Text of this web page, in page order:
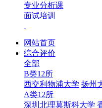
专业分析课
面试培训
网站首页
综合评价
全部
B类12所
西交利物浦大学 扬州
A类12所
深圳北理莫斯科大学